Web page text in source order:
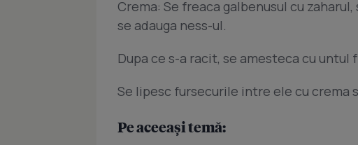
Crema: Se freaca galbenusul cu
se adauga ness-ul.
Dupa ce s-a racit, se amesteca cu untul
Se lipesc fursecurile intre ele cu crema
Pe aceeași temă: